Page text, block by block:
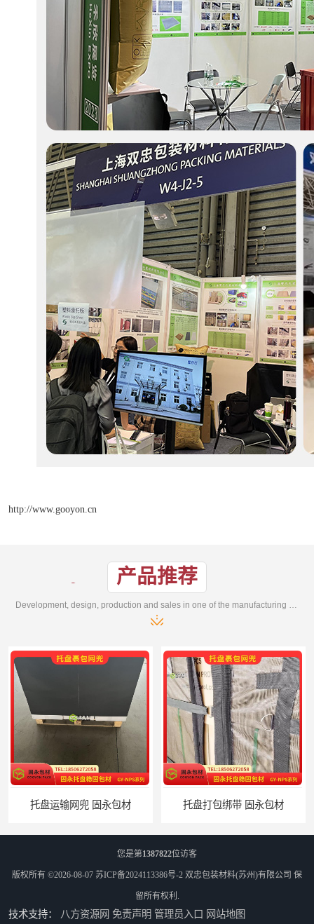
http://www.gooyon.cn
产品推荐
托盘打包绑带 固永包材 托盘裹包布兜 固永包材
您是第1387822位访客
版权所有 ©2026-08-07 苏ICP备2024113386号-2 双忠包装材料(苏州)有限公司 保
留所有权利.
技术支持： 八方资源网 免责声明 管理员入口 网站地图